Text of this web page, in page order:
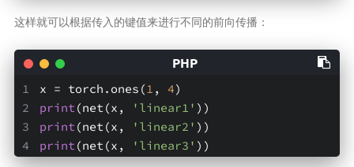
这样就可以根据传入的键值来进行不同的前向传播：
x = torch.ones(1 , 4)
print (net(x, 'linear1' ))
print (net(x, 'linear2' ))
print (net(x, 'linear3' ))